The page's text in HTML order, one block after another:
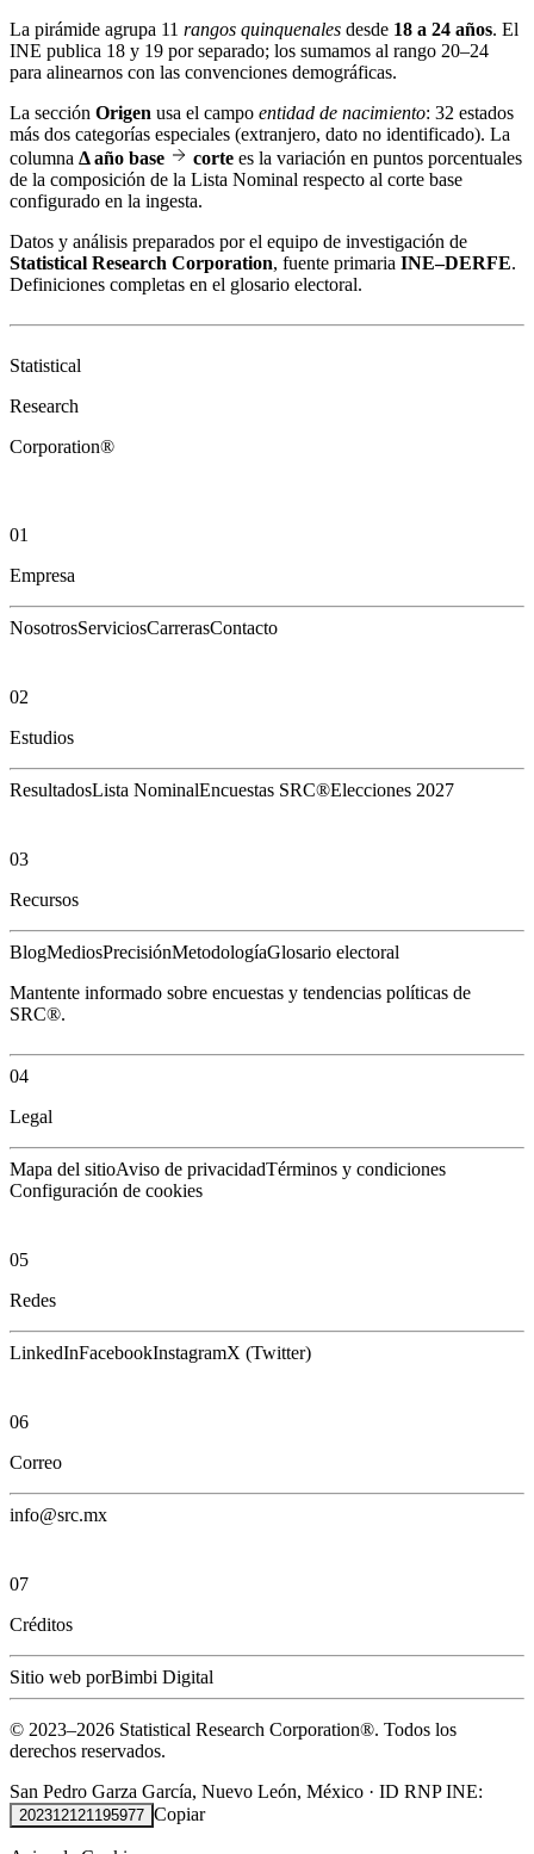
La pirámide agrupa 11 rangos quinquenales desde 18 a 24 años. El
INE publica 18 y 19 por separado; los sumamos al rango 20–24
para alinearnos con las convenciones demográficas.
La sección Origen usa el campo entidad de nacimiento: 32 estados
más dos categorías especiales (extranjero, dato no identificado). La
columna Δ año base corte es la variación en puntos porcentuales
de la composición de la Lista Nominal respecto al corte base
configurado en la ingesta.
Datos y análisis preparados por el equipo de investigación de
Statistical Research Corporation, fuente primaria INE–DERFE.
Definiciones completas en el glosario electoral.
Statistical
Research
Corporation®
01
Empresa
NosotrosServiciosCarrerasContacto
02
Estudios
ResultadosLista NominalEncuestas SRC®Elecciones 2027
03
Recursos
BlogMediosPrecisiónMetodologíaGlosario electoral
Mantente informado sobre encuestas y tendencias políticas de
SRC®.
04
Legal
Mapa del sitioAviso de privacidadTérminos y condiciones
Configuración de cookies
05
Redes
LinkedInFacebookInstagramX (Twitter)
06
Correo
info@src.mx
07
Créditos
Sitio web porBimbi Digital
© 2023–2026 Statistical Research Corporation®. Todos los
derechos reservados.
San Pedro Garza García, Nuevo León, México · ID RNP INE:
202312121195977 Copiar